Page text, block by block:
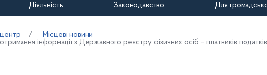
Діяльність Законодавство Для
Місцеві новини
інформації з Державного реєстру фізичних осіб – платників